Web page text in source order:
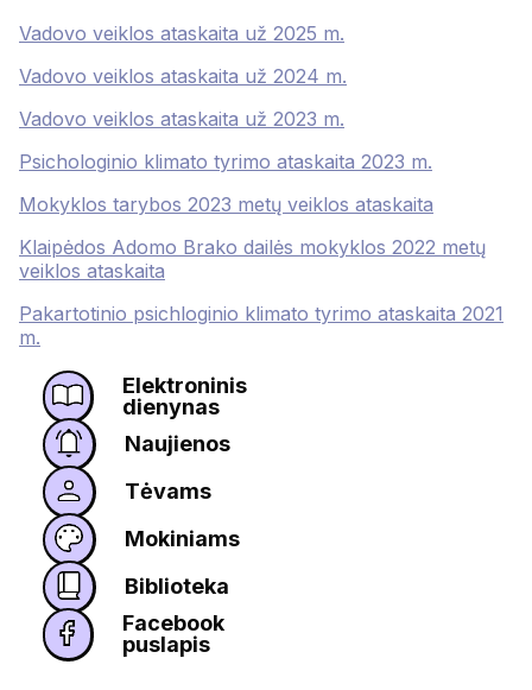
Vadovo veiklos ataskaita už 2025 m.
Vadovo veiklos ataskaita už 2024 m.
Vadovo veiklos ataskaita už 2023 m.
Psichologinio klimato tyrimo ataskaita 2023 m.
Mokyklos tarybos 2023 metų veiklos ataskaita
Klaipėdos Adomo Brako dailės mokyklos 2022 metų
veiklos ataskaita
Pakartotinio psichloginio klimato tyrimo ataskaita 2021
m.
Elektroninis
dienynas
Naujienos
Tėvams
Mokiniams
Biblioteka
Facebook
puslapis